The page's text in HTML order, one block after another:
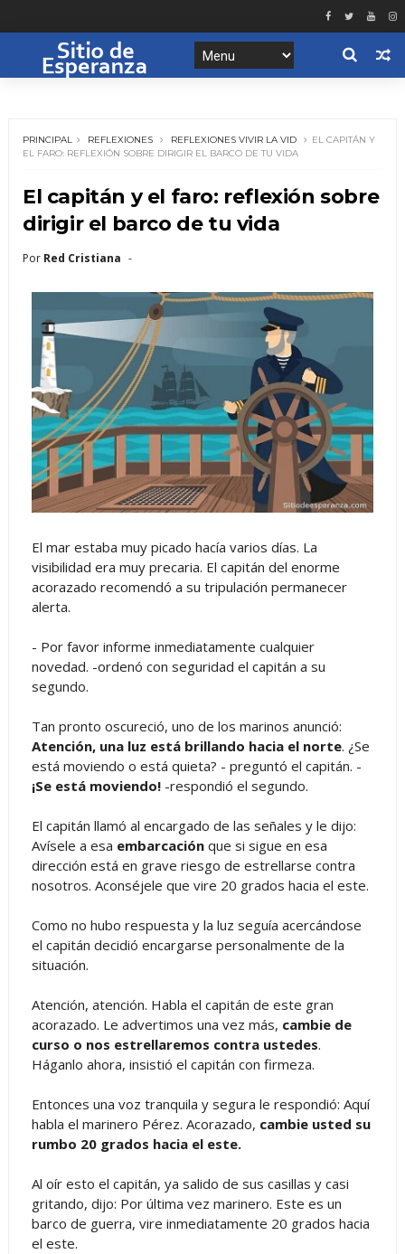
PRINCIPAL REFLEXIONES REFLEXIONES VIVIR LA VID
EL CAPITÁN Y
EL FARO: REFLEXIÓN SOBRE DIRIGIR EL BARCO DE TU VIDA
El capitán y el faro: reflexión sobre
dirigir el barco de tu vida
Por Red Cristiana
El mar estaba muy picado hacía varios días. La
visibilidad era muy precaria. El capitán del enorme
acorazado recomendó a su tripulación permanecer
alerta.
- Por favor informe inmediatamente cualquier
novedad. -ordenó con seguridad el capitán a su
segundo.
Tan pronto oscureció, uno de los marinos anunció:
Atención, una luz está brillando hacia el norte. ¿Se
está moviendo o está quieta? - preguntó el capitán. -
¡Se está moviendo!-respondió el segundo.
El capitán llamó al encargado de las señales y le dijo:
Avísele a esa embarcaciónque si sigue en esa
dirección está en grave riesgo de estrellarse contra
nosotros. Aconséjele que vire 20 grados hacia el este.
Como no hubo respuesta y la luz seguía acercándose
el capitán decidió encargarse personalmente de la
situación.
Atención, atención. Habla el capitán de este gran
acorazado. Le advertimos una vez más, cambie de
curso o nos estrellaremos contra ustedes.
Háganlo ahora, insistió el capitán con firmeza.
Entonces una voz tranquila y segura le respondió: Aquí
habla el marinero Pérez. Acorazado, cambie usted su
rumbo 20 grados hacia el este.
Al oír esto el capitán, ya salido de sus casillas y casi
gritando, dijo: Por última vez marinero. Este es un
barco de guerra, vire inmediatamente 20 grados hacia
el este.